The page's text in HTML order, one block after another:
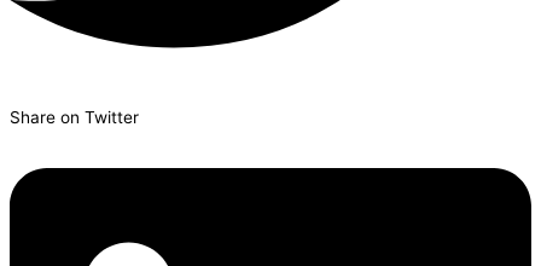
Share on Twitter